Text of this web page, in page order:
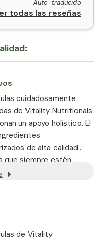
Auto-traducido
todas las reseñas
cuidadosamente
de Vitality Nutritionals
un apoyo holístico. El
de alta calidad
que siempre estén
en una dosis
de Vitality